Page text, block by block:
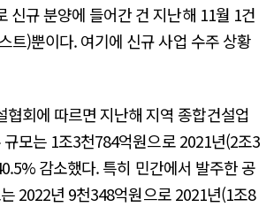
신규 분양에 들어간 건 지난해 11월 1건
트)뿐이다. 여기에 신규 사업 수주 상황
협회에 따르면 지난해 지역 종합건설업
모는 1조3천784억원으로 2021년(2조3
감소했다. 특히 민간에서 발주한 공
2022년 9천348억원으로 2021년(1조8